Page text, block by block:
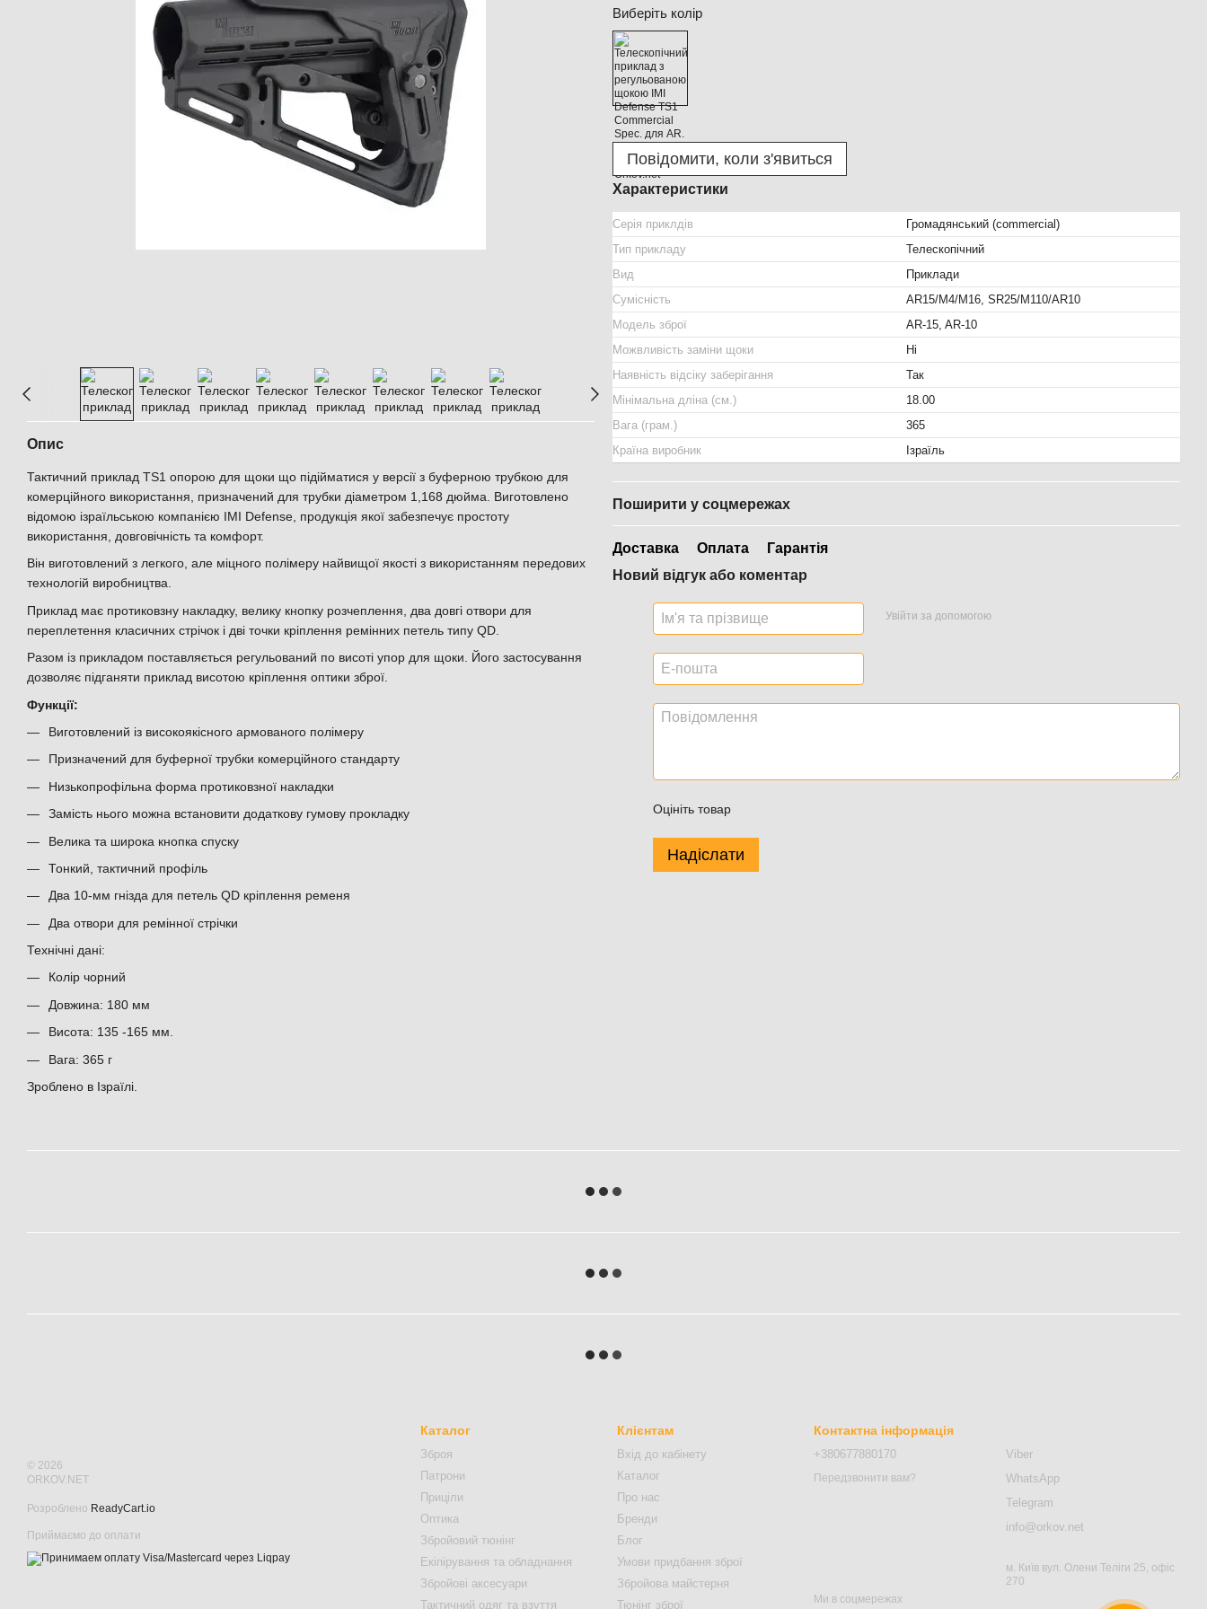
Опис
Тактичний приклад TS1 опорою для щоки що підійматися у версії з буферною трубкою для
комерційного використання, призначений для трубки діаметром 1,168 дюйма. Виготовлено
відомою ізраїльською компанією IMI Defense, продукція якої забезпечує простоту
використання, довговічність та комфорт.
Він виготовлений з легкого, але міцного полімеру найвищої якості з використанням передових
технологій виробництва.
Приклад має протиковзну накладку, велику кнопку розчеплення, два довгі отвори для
переплетення класичних стрічок і дві точки кріплення ремінних петель типу QD.
Разом із прикладом поставляється регульований по висоті упор для щоки. Його застосування
дозволяє підганяти приклад висотою кріплення оптики зброї.
Функції:
Виготовлений із високоякісного армованого полімеру
Призначений для буферної трубки комерційного стандарту
Низькопрофільна форма протиковзної накладки
Замість нього можна встановити додаткову гумову прокладку
Велика та широка кнопка спуску
Тонкий, тактичний профіль
Два 10-мм гнізда для петель QD кріплення ременя
Два отвори для ремінної стрічки
Технічні дані:
Колір чорний
Довжина: 180 мм
Висота: 135 -165 мм.
Вага: 365 г
Зроблено в Ізраїлі.
Виберіть колір
Повідомити, коли з'явиться
Характеристики
Серія приклдів
Громадянський (commercial)
Тип прикладу
Телескопічний
Вид
Приклади
Сумісність
AR15/M4/M16, SR25/M110/AR10
Модель зброї
AR-15, AR-10
Можвливість заміни щоки
Ні
Наявність відсіку заберігання
Так
Мінімальна дліна (см.)
18.00
Вага (грам.)
365
Країна виробник
Ізраїль
Поширити у соцмережах
Доставка Оплата
Гарантія
Новий відгук або коментар
Увійти за допомогою
Оцініть товар
Надіслати
© 2026
ORKOV.NET
Розроблено ReadyCart.io
Приймаємо до оплати
Каталог
Зброя
Патрони
Приціли
Оптика
Збройовий тюнінг
Екіпірування та обладнання
Збройові аксесуари
Тактичний одяг та взуття
Клієнтам
Вхід до кабінету
Каталог
Про нас
Бренди
Блог
Умови придбання зброї
Збройова майстерня
Тюнінг зброї
Контактна інформація
+380677880170
Передзвонити вам?
Viber
WhatsApp
Telegram
info@orkov.net
м. Київ вул. Олени Теліги 25, офіс
270
Ми в соцмережах